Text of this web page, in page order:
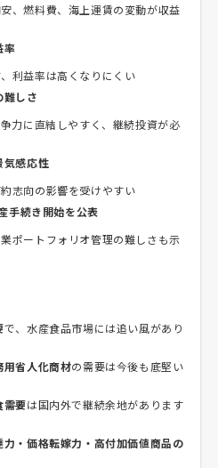
、燃料費、海上運賃の変動が収益
率
利益率は高くなりにくい
難しさ
力に直結しやすく、継続投資が必
気感応性
志向の影響を受けやすい
手続き開始を公表
ポートフォリオ管理の難しさも示
で、水産食品市場には追い風があり
用省人化商材の需要は今後も底堅い
需要は国内外で継続余地があります
力・価格転嫁力・高付加価値商品の